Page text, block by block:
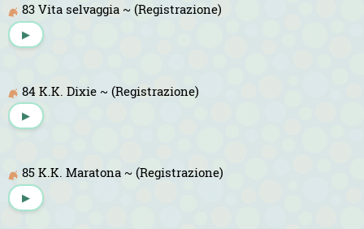
83 Vita selvaggia ~ (Registrazione)
▶
84 K.K. Dixie ~ (Registrazione)
▶
85 K.K. Maratona ~ (Registrazione)
▶